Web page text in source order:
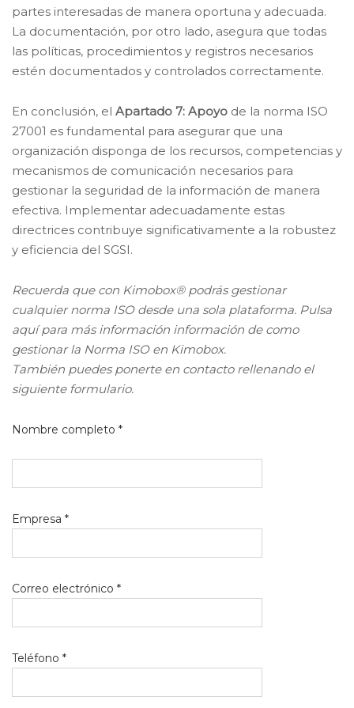
partes interesadas de manera oportuna y adecuada.
La documentación, por otro lado, asegura que todas
las políticas, procedimientos y registros necesarios
estén documentados y controlados correctamente.
En conclusión, el Apartado 7: Apoyo de la norma ISO
27001 es fundamental para asegurar que una
organización disponga de los recursos, competencias y
mecanismos de comunicación necesarios para
gestionar la seguridad de la información de manera
efectiva. Implementar adecuadamente estas
directrices contribuye significativamente a la robustez
y eficiencia del SGSI.
Recuerda que con Kimobox® podrás gestionar
cualquier norma ISO desde una sola plataforma. Pulsa
aquí para más información información de como
gestionar la Norma ISO en Kimobox.
También puedes ponerte en contacto rellenando el
siguiente formulario.
Nombre completo *
Empresa *
Correo electrónico *
Teléfono *